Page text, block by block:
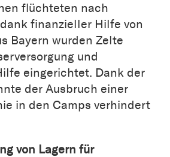
flüchteten nach
finanzieller Hilfe von
Bayern wurden Zelte
und
eingerichtet. Dank der
der Ausbruch einer
in den Camps verhindert
von Lagern für